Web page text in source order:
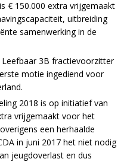
€ 150.000 extra vrijgemaakt
uitbreiding
samenwerking in de
3B fractievoorzitter
motie ingediend voor
2018 is op initiatief van
vrijgemaakt voor het
een herhaalde
in juni 2017 het niet nodig
jeugdoverlast en dus